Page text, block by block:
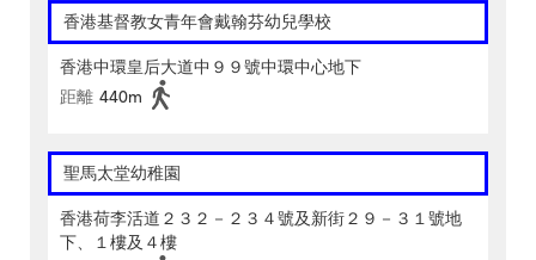
香港基督教女青年會戴翰芬幼兒學校
香港中環皇后大道中９９號中環中心地下
距離 440m
聖馬太堂幼稚園
香港荷李活道２３２－２３４號及新街２９－３１號地
下、１樓及４樓